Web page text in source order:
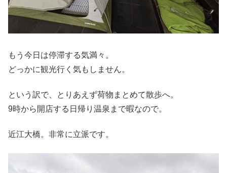
もう今日は停滞する気満々。
どっかに観光行く気もしません。
という訳で、とりあえず荷物まとめて散歩へ。
9時から開店する日帰り温泉まで暇なので。
近江大橋。非常に立派です。